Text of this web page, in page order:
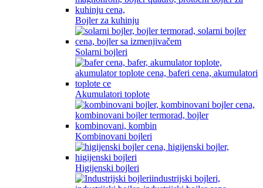
Bojler za kuhinju
Solarni bojleri
Akumulatori toplote
Kombinovani bojleri
Higijenski bojleri